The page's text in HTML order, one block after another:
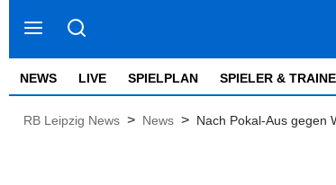
NEWS LIVE SPIELPLAN SPIELER &
RB Leipzig News > News > Nach Pokal-Aus gegen